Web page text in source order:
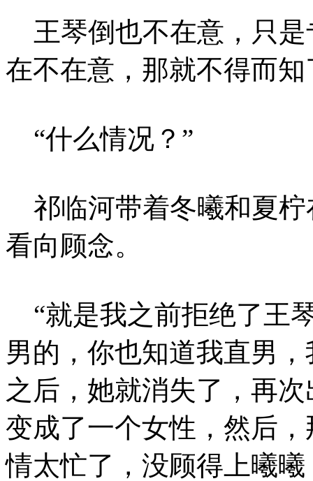
王琴倒也不在意，只是
在不在意，那就不得而知
“什么情况？”
祁临河带着冬曦和夏柠
看向顾念。
“就是我之前拒绝了王
男的，你也知道我直男
之后，她就消失了，再
变成了一个女性，然后
情太忙了，没顾得上曦